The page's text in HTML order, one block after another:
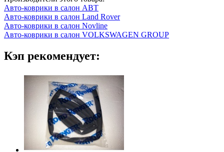
Авто-коврики в салон ABT
Авто-коврики в салон Land Rover
Авто-коврики в салон Novline
Авто-коврики в салон VOLKSWAGEN GROUP
Кэп рекомендует: